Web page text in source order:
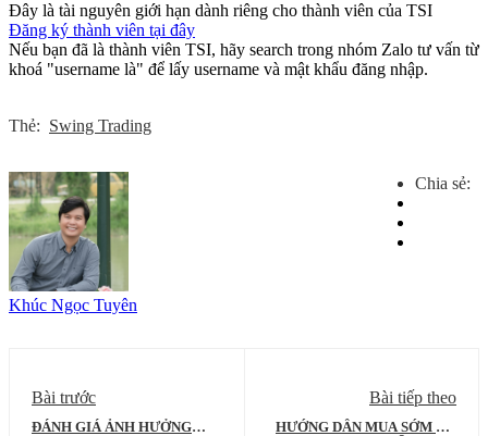
Đây là tài nguyên giới hạn dành riêng cho thành viên của TSI
Đăng ký thành viên tại đây
Nếu bạn đã là thành viên TSI, hãy search trong nhóm Zalo tư vấn từ
khoá "username là" để lấy username và mật khẩu đăng nhập.
Thẻ: Swing Trading
Chia sẻ:
Khúc Ngọc Tuyên
Bài trước
ĐÁNH GIÁ ẢNH HƯỞNG
Bài tiếp theo
HƯỚNG DẪN MUA SỚM CỔ